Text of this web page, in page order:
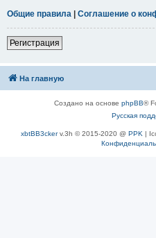
Общие правила | Соглашение о
Регистрация
На главную
Создано на основе phpBB®
Русская
xbtBB3ckerv.3h © 2015-2020 @ PPK |